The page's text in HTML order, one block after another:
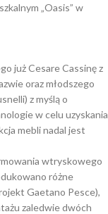
„Oasis” w
już Cesare Cassinę z
oraz młodszego
z myślą o
w celu uzyskania
mebli nadal jest
wtryskowego
różne
Gaetano Pesce),
zaledwie dwóch